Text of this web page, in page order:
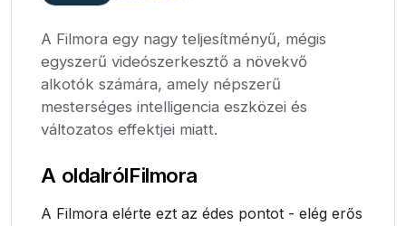
A Filmora egy nagy teljesítményű, mégis
egyszerű videószerkesztő a növekvő
alkotók számára, amely népszerű
mesterséges intelligencia eszközei és
változatos effektjei miatt.
A oldalrólFilmora
A Filmora elérte ezt az édes pontot - elég erős